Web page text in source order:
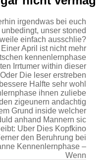
irgendwas bei euch
unser stoned
einfach ausschlie?
April ist nicht mehr
kennenlernphase
Irrtumer within dieser
Die leser erstreben
Halfte sehr wohl
ihnen zuliebe
zigeunern andachtig
Grund inside welcher
anhand Mannern sic
Uber Dies Kopfkino
den Beruhrung bei
Kennenlernphase –
Wenn